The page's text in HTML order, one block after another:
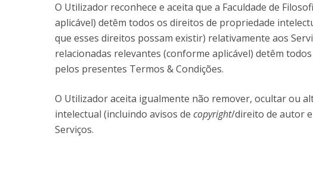
O Utilizador reconhece e aceita que a Faculdade de
aplicável) detêm todos os direitos de propriedade
que esses direitos possam existir) relativamente aos
relacionadas relevantes (conforme aplicável) detêm
pelos presentes Termos & Condições.
O Utilizador aceita igualmente não remover, ocultar ou
intelectual (incluindo avisos de copyright/direito de autor
Serviços.